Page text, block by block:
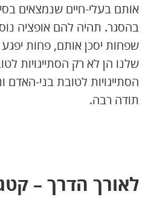
אותם בעלי-חיים שנמצאים
בהסגר. תהיה להם אופציה
שפחות יסכן אותם, פחות יפגע
שלנו הן לא רק הסתייגויות
הסתייגויות לטובת בני-
תודה רבה.
לאורך הדרך –